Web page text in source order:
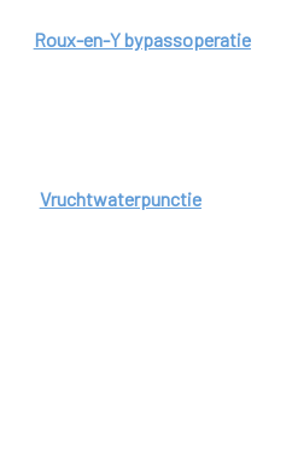
Roux-en-Y bypassoperatie
Vruchtwaterpunctie